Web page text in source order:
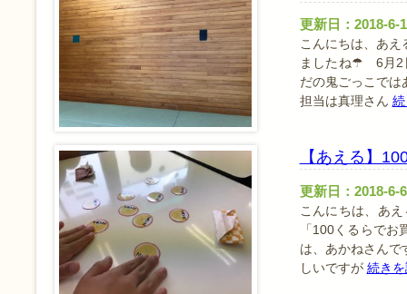
更新日：2018-6-
こんにちは、あ
ましたね☂ 6月2
だの鬼ごっこで
担当は真理さん
【あえる】
更新日：2018-6-6
こんにちは、あ
「100くるらで
は、あかねさん
しいですが 続き